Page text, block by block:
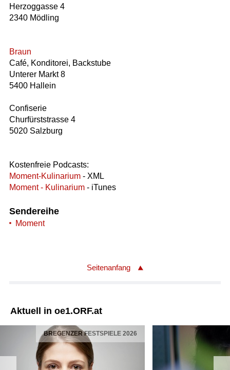
Herzoggasse 4
2340 Mödling
Braun
Café, Konditorei, Backstube
Unterer Markt 8
5400 Hallein
Confiserie
Churfürststrasse 4
5020 Salzburg
Kostenfreie Podcasts:
Moment-Kulinarium- XML
Moment - Kulinarium- iTunes
Sendereihe
Moment
Seitenanfang
Aktuell in oe1.ORF.at
BREGENZER FESTSPIELE 2026